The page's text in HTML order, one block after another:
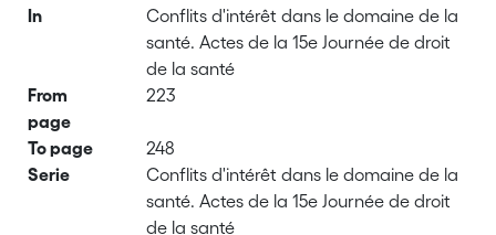
In
Conflits d'intérêt dans le domaine de la
santé. Actes de la 15e Journée de droit
de la santé
From
page
223
To page
248
Serie
Conflits d'intérêt dans le domaine de la
santé. Actes de la 15e Journée de droit
de la santé